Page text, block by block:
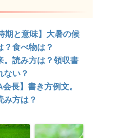
期と意味】大暑の候
？食べ物は？
。読み方は？領収書
ない？
長】書き方例文。
み方は？